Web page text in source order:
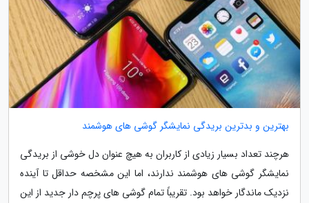
بهترین و بدترین بریدگی نمایشگر گوشی های هوشمند
هرچند تعداد بسیار زیادی از کاربران به هیچ عنوان دل خوشی از بریدگی
نمایشگر گوشی های هوشمند ندارند، اما این مشخصه حداقل تا آینده
نزدیک ماندگار خواهد بود. تقریباً تمام گوشی های پرچم دار جدید از این